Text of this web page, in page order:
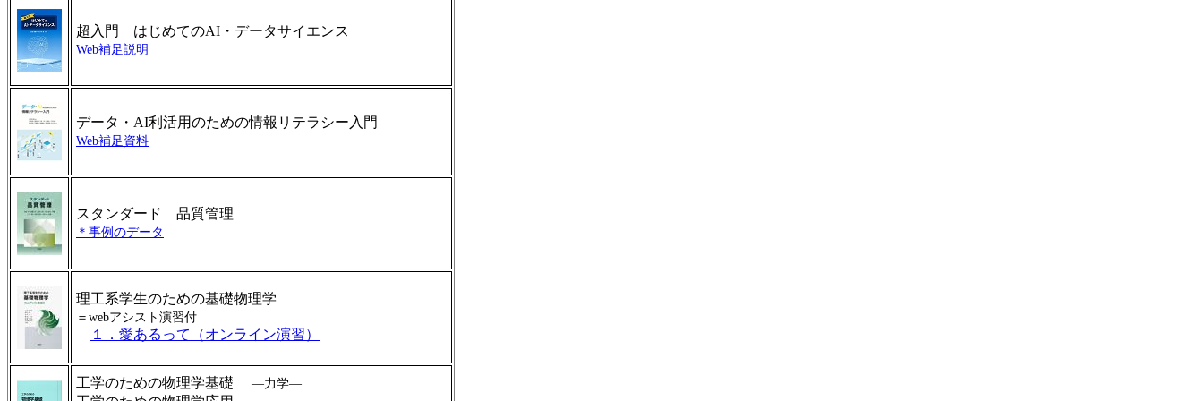
超入門 はじめてのAI・データサイエンス
Web補足説明
データ・AI利活用のための情報リテラシー入門
Web補足資料
スタンダード 品質管理
＊事例のデータ
理工系学生のための基礎物理学
＝webアシスト演習付
１．愛あるって（オンライン演習）
工学のための物理学基礎 ―力学―